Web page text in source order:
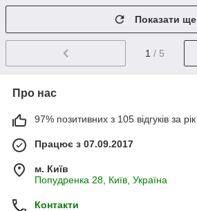
Показати ще
1 / 5
Про нас
97% позитивних з 105 відгуків за рік
Працює з 07.09.2017
м. Київ
Попудренка 28, Київ, Україна
Контакти